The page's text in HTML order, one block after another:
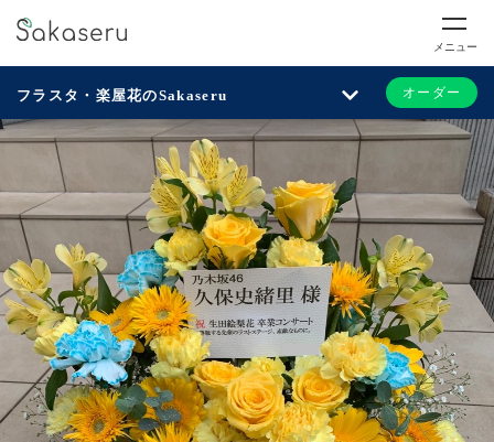
メニュー
フラスタ・楽屋花のSakaseru オーダー